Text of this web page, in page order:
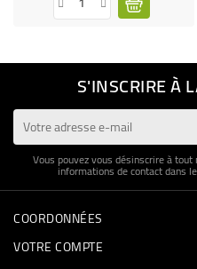
S'INSCRIRE À
Vous pouvez vous désinscrire à
informations de contact dans
COORDONNÉES
VOTRE COMPTE